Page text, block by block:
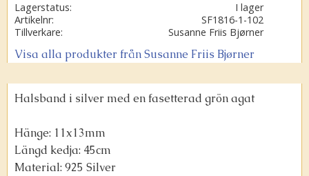
Lagerstatus
I lager
Artikelnr
SF1816-1-102
Tillverkare
Susanne Friis Bjørner
Visa alla produkter från Susanne Friis Bjørner
Halsband i silver med en fasetterad grön agat
Hänge: 11x13mm
Längd kedja: 45cm
Material: 925 Silver